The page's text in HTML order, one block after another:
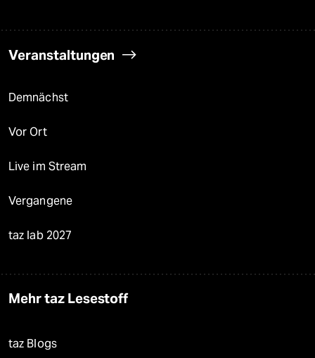
Veranstaltungen
Demnächst
Vor Ort
Live im Stream
Vergangene
taz lab 2027
Mehr taz Lesestoff
taz Blogs